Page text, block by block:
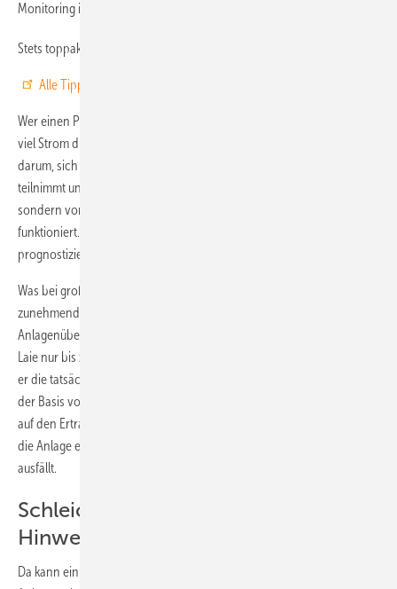
Monitoring in die Anlage integriert ist.
Stets toppaktuell:
Alle Tipps aus erster Hand, in einem Band.
Wer einen Photovoltaikgenerator hat, sollte auch genau wissen, wie
viel Strom dieser tatsächlich produziert. Dabei geht es nicht nur
darum, sich darüber zu freuen, dass man an der Stromversorgung
teilnimmt und nicht nur auf die Verbraucherrolle reduziert wird,
sondern vor allem darum zu erfahren, ob der Generator auch richtig
funktioniert. Schließlich sind eventuell zu starke Abweichungen vom
prognostizierten Ertrag ein Hinweis auf einen Fehler in der Anlage.
Was bei großen Anlagen längst Gang und Gäbe ist, setzt sich
zunehmend auch bei kleineren Generatoren durch: die
Anlagenüberwachung und das Monitoring der Erträge. Das kann der
Laie nur bis zu einem gewissen Punkt selbst übernehmen. Doch wenn
er die tatsächlichen nicht mit dem eigentlich möglichen Erträgen auf
der Basis von Wetterdaten vergleichen kann, bleibt der tägliche Blick
auf den Ertragszähler vergebliche Mühe, wenn sich Fehler langsam in
die Anlage einschleichen und nicht gleich der halbe Generator
ausfällt.
Schleichende Ertragsminderung ist
Hinweis auf Fehler
Da kann ein Monitoringsystem weiterhelfen, um Auffälligkeiten an der